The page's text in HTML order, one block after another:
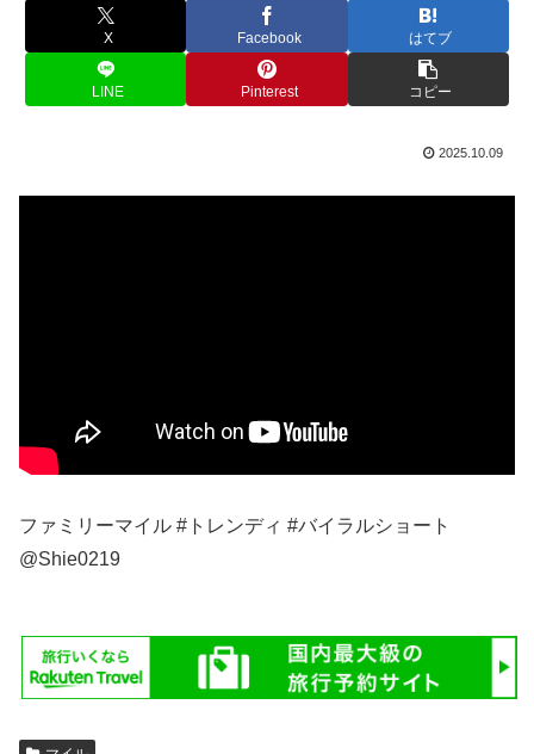
X Facebook はてブ
LINE Pinterest コピー
2025.10.09
ファミリーマイル #トレンディ #バイラルショート
@Shie0219